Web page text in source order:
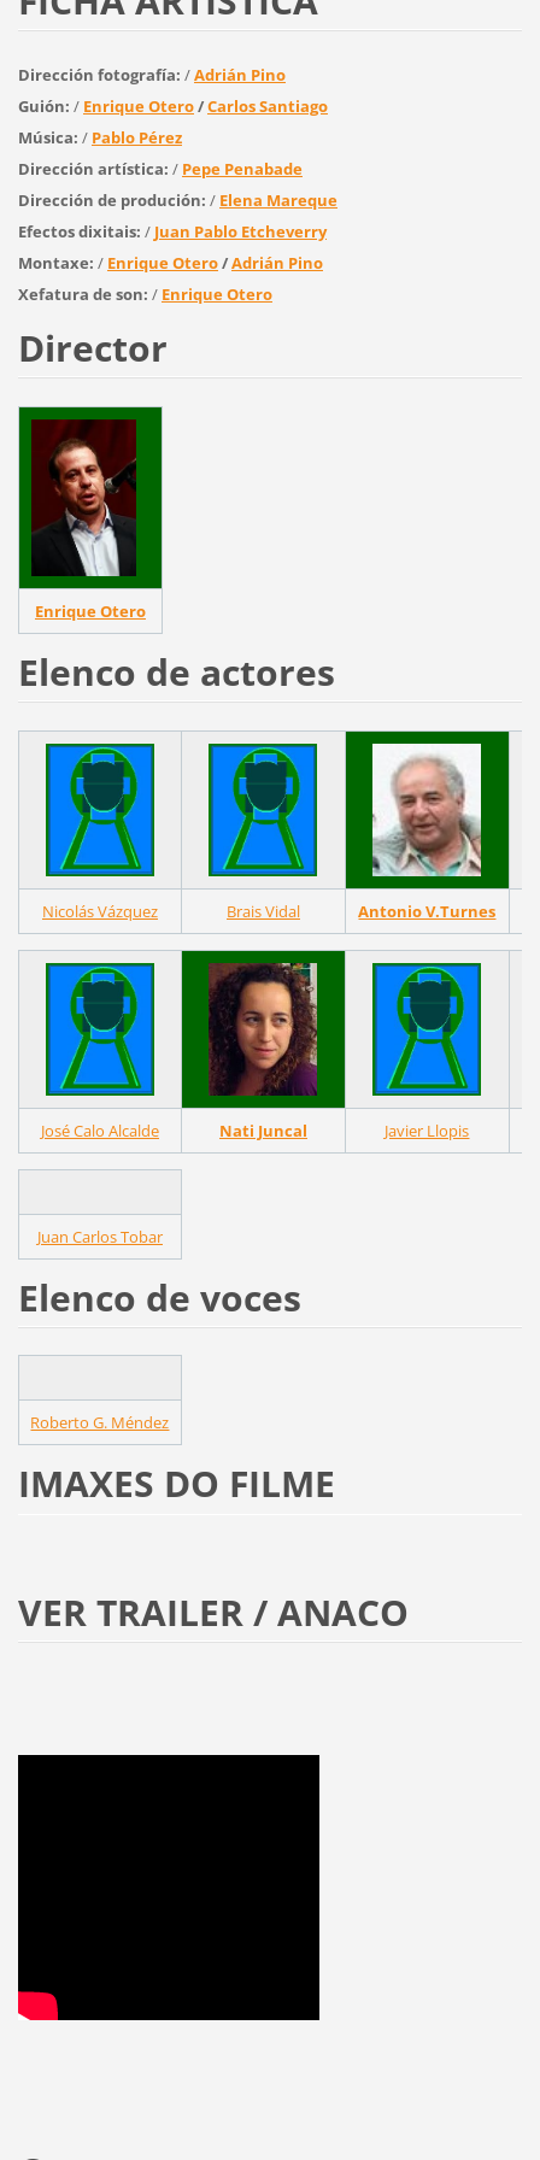
Dirección fotografía: /Adrián Pino
Guión: / Enrique Otero/Carlos Santiago
Música: / Pablo Pérez
Dirección artística: / Pepe Penabade
Dirección de produción: / Elena Mareque
Efectos dixitais: / Juan Pablo Etcheverry
Montaxe: / Enrique Otero/Adrián Pino
Xefatura de son: / Enrique Otero
Director
Enrique Otero
Elenco de actores
Nicolás Vázquez Brais Vidal Antonio V.Turnes
José Calo Alcalde Nati Juncal Javier Llopis
Juan Carlos Tobar
Elenco de voces
Roberto G. Méndez
IMAXES DO FILME
VER TRAILER / ANACO